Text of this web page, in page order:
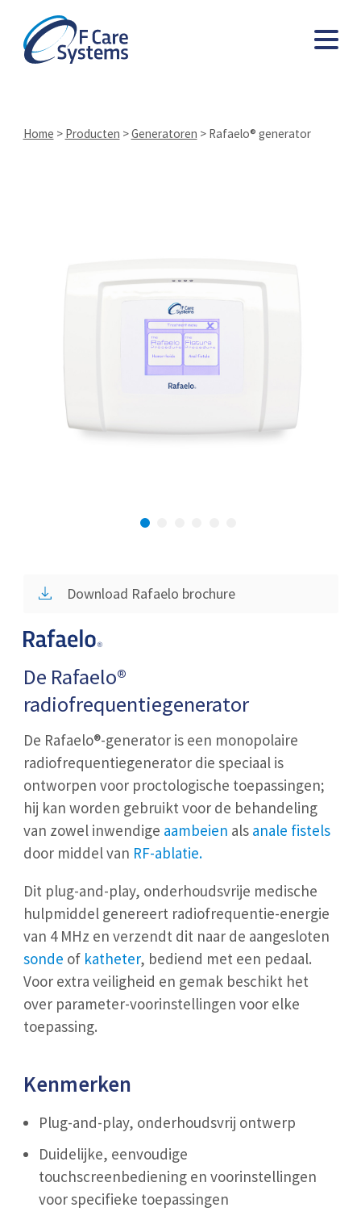
Home > Producten >Generatoren > Rafaelo® generator
Download Rafaelo brochure
De Rafaelo®
radiofrequentiegenerator
De Rafaelo®-generator is een monopolaire
radiofrequentiegenerator die speciaal is
ontworpen voor proctologische toepassingen;
hij kan worden gebruikt voor de behandeling
van zowel inwendige aambeien als anale fistels
door middel van RF-ablatie.
Dit plug-and-play, onderhoudsvrije medische
hulpmiddel genereert radiofrequentie-energie
van 4 MHz en verzendt dit naar de aangesloten
sonde of katheter, bediend met een pedaal.
Voor extra veiligheid en gemak beschikt het
over parameter-voorinstellingen voor elke
toepassing.
Kenmerken
Plug-and-play, onderhoudsvrij ontwerp
Duidelijke, eenvoudige
touchscreenbediening en voorinstellingen
voor specifieke toepassingen